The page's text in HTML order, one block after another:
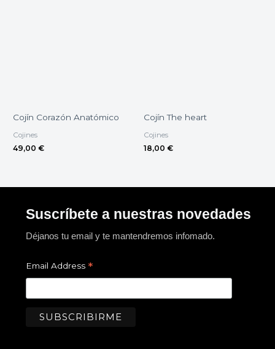
Cojín Corazón Anatómico
Cojines
49,00 €
Cojín The heart
Cojines
18,00 €
Suscríbete a nuestras novedades
Déjanos tu email y te mantendremos infomado.
Email Address *